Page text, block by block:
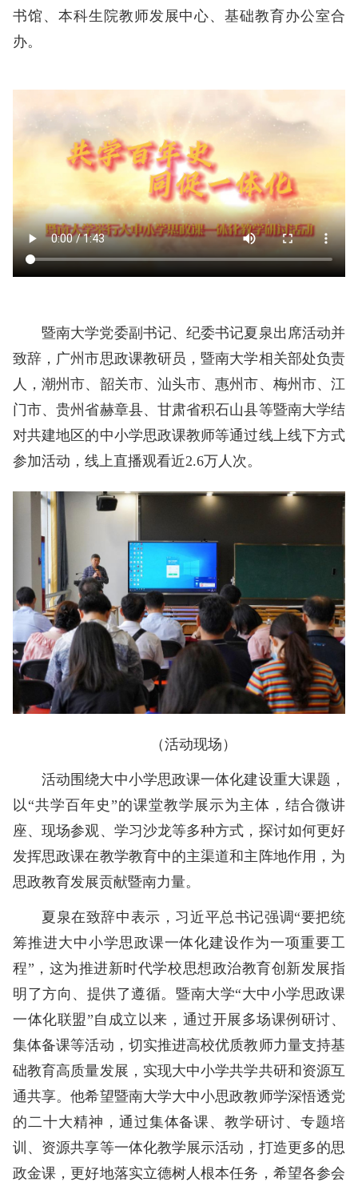
书馆、本科生院教师发展中心、基础教育办公室合
办。
暨南大学党委副书记、纪委书记夏泉出席活动并
致辞，广州市思政课教研员，暨南大学相关部处负责
人，潮州市、韶关市、汕头市、惠州市、梅州市、江
门市、贵州省赫章县、甘肃省积石山县等暨南大学结
对共建地区的中小学思政课教师等通过线上线下方式
参加活动，线上直播观看近2.6万人次。
（活动现场）
活动围绕大中小学思政课一体化建设重大课题，
以“共学百年史”的课堂教学展示为主体，结合微讲
座、现场参观、学习沙龙等多种方式，探讨如何更好
发挥思政课在教学教育中的主渠道和主阵地作用，为
思政教育发展贡献暨南力量。
夏泉在致辞中表示，习近平总书记强调“要把统
筹推进大中小学思政课一体化建设作为一项重要工
程”，这为推进新时代学校思想政治教育创新发展指
明了方向、提供了遵循。暨南大学“大中小学思政课
一体化联盟”自成立以来，通过开展多场课例研讨、
集体备课等活动，切实推进高校优质教师力量支持基
础教育高质量发展，实现大中小学共学共研和资源互
通共享。他希望暨南大学大中小思政教师学深悟透党
的二十大精神，通过集体备课、教学研讨、专题培
训、资源共享等一体化教学展示活动，打造更多的思
政金课，更好地落实立德树人根本任务，希望各参会